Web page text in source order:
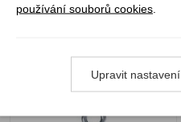
osma L 30kN
používání souborů cookies
Upravit nastavení